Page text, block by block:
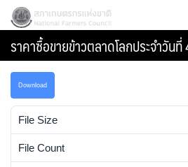
Skip
content
สภาเกษตรกรแห่งชาติ
ราคาซื้อขายข้าวตลาดโลกประจำวัน
Download
File Size
File Count